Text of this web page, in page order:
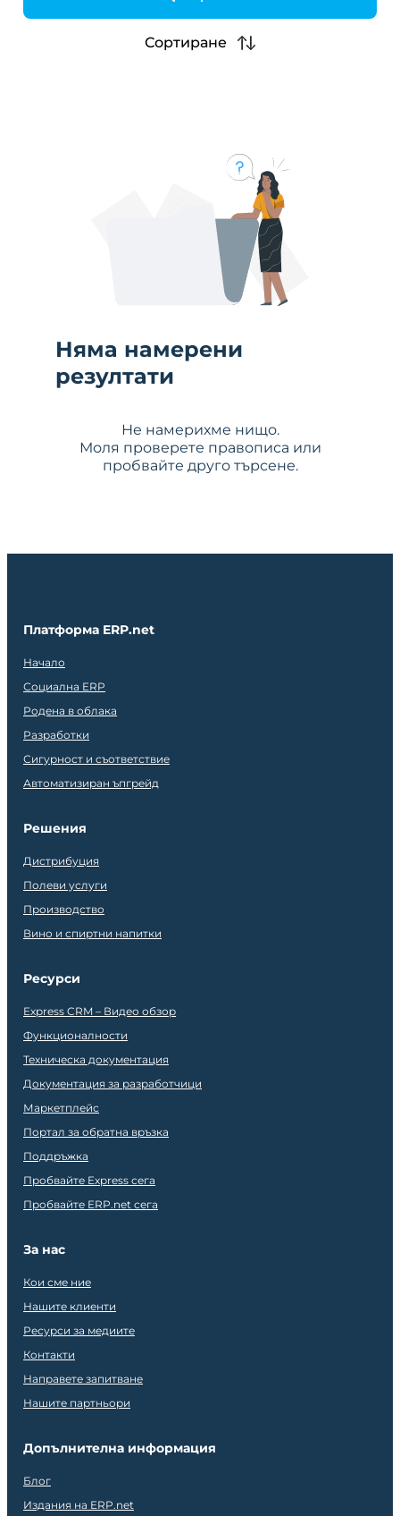
h
Сортиране
Няма намерени
резултати
Не намерихме нищо.
Моля проверете правописа или
пробвайте друго търсене.
Платформа ERP.net
Начало
Социална ERP
Родена в облака
Разработки
Сигурност и съответствие
Автоматизиран ъпгрейд
Решения
Дистрибуция
Полеви услуги
Производство
Вино и спиртни напитки
Ресурси
Express CRM – Видео обзор
Функционалности
Техническа документация
Документация за разработчици
Маркетплейс
Портал за обратна връзка
Поддръжка
Пробвайте Express сега
Пробвайте ERP.net сега
За нас
Кои сме ние
Нашите клиенти
Ресурси за медиите
Контакти
Направете запитване
Нашите партньори
Допълнителна информация
Блог
Издания на ERP.net